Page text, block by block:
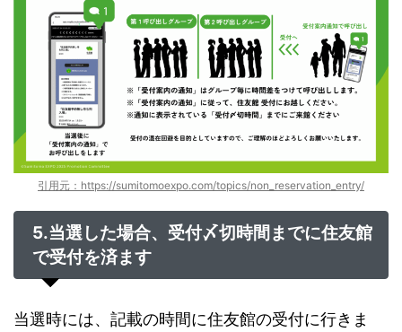
引用元：https://sumitomoexpo.com/topics/non_reservation_entry/
5.当選した場合、受付〆切時間までに住友館
で受付を済ます
当選時には、記載の時間に住友館の受付に行きま